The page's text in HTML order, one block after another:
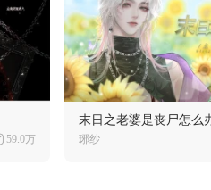
59.0万
末日之老婆是丧尸怎么
琊纱